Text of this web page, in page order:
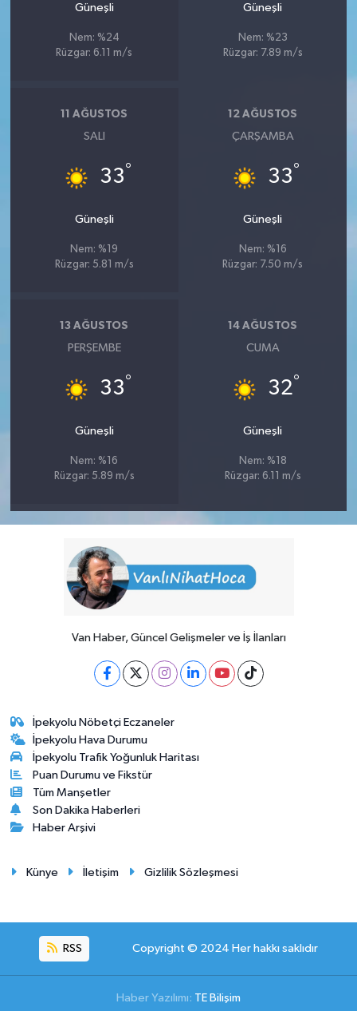
Güneşli
Nem: %24
Rüzgar: 6.11 m/s
Güneşli
Nem: %23
Rüzgar: 7.89 m/s
11 AĞUSTOS
SALI
33°
Güneşli
Nem: %19
Rüzgar: 5.81 m/s
12 AĞUSTOS
ÇARŞAMBA
33°
Güneşli
Nem: %16
Rüzgar: 7.50 m/s
13 AĞUSTOS
PERŞEMBE
33°
Güneşli
Nem: %16
Rüzgar: 5.89 m/s
14 AĞUSTOS
CUMA
32°
Güneşli
Nem: %18
Rüzgar: 6.11 m/s
Van Haber, Güncel Gelişmeler ve İş İlanları
İpekyolu Nöbetçi Eczaneler
İpekyolu Hava Durumu
İpekyolu Trafik Yoğunluk Haritası
Puan Durumu ve Fikstür
Tüm Manşetler
Son Dakika Haberleri
Haber Arşivi
Künye İletişim Gizlilik Sözleşmesi
RSS Copyright © 2024 Her hakkı saklıdır
Haber Yazılımı: TE Bilişim